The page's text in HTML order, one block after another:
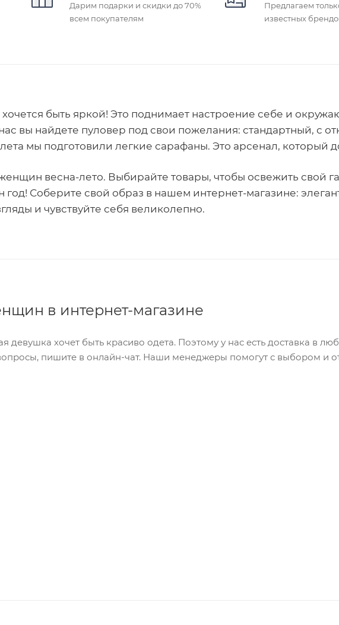
Дарим подарки и скидки до 70%
всем покупателям
Предлагаем
известных
хочется быть яркой! Это поднимает настроение себе и
вы найдете пуловер под свои пожелания: стандартный, с
мы подготовили легкие сарафаны. Это арсенал, который
весна-лето. Выбирайте товары, чтобы освежить свой
год! Соберите свой образ в нашем интернет-магазине:
и чувствуйте себя великолепно.
в интернет-магазине
девушка хочет быть красиво одета. Поэтому у нас есть доставка в
пишите в онлайн-чат. Наши менеджеры помогут с выбором и